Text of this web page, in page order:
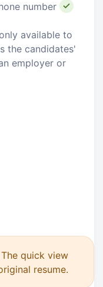
number
available to
the candidates'
employer or
quick view
resume.